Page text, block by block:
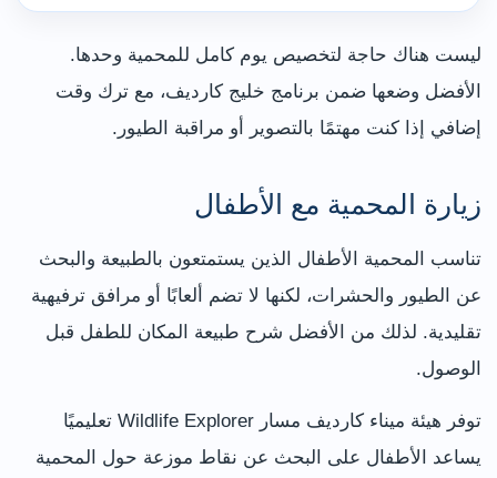
ليست هناك حاجة لتخصيص يوم كامل للمحمية وحدها.
الأفضل وضعها ضمن برنامج خليج كارديف، مع ترك وقت
إضافي إذا كنت مهتمًا بالتصوير أو مراقبة الطيور.
زيارة المحمية مع الأطفال
تناسب المحمية الأطفال الذين يستمتعون بالطبيعة والبحث
عن الطيور والحشرات، لكنها لا تضم ألعابًا أو مرافق ترفيهية
تقليدية. لذلك من الأفضل شرح طبيعة المكان للطفل قبل
الوصول.
توفر هيئة ميناء كارديف مسار Wildlife Explorer تعليميًا
يساعد الأطفال على البحث عن نقاط موزعة حول المحمية